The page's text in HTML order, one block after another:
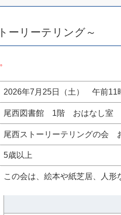
ーリーテリング～
2026年7月25日（土） 午前11
尾西図書館 1階 おはなし室
尾西ストーリーテリングの会
5歳以上
この会は、絵本や紙芝居、人形